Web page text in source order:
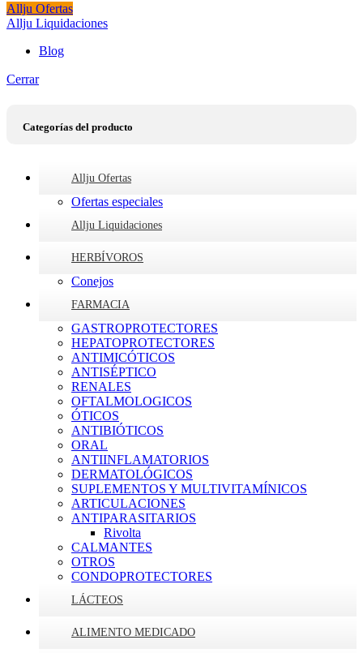
Allju Ofertas
Allju Liquidaciones
Blog
Cerrar
Categorías del producto
Allju Ofertas
Ofertas especiales
Allju Liquidaciones
HERBÍVOROS
Conejos
FARMACIA
GASTROPROTECTORES
HEPATOPROTECTORES
ANTIMICÓTICOS
ANTISÉPTICO
RENALES
OFTALMOLOGICOS
ÓTICOS
ANTIBIÓTICOS
ORAL
ANTIINFLAMATORIOS
DERMATOLÓGICOS
SUPLEMENTOS Y MULTIVITAMÍNICOS
ARTICULACIONES
ANTIPARASITARIOS
Rivolta
CALMANTES
OTROS
CONDOPROTECTORES
LÁCTEOS
ALIMENTO MEDICADO